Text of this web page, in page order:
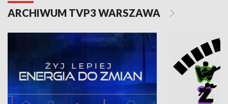
ARCHIWUM TVP3 WARSZAWA